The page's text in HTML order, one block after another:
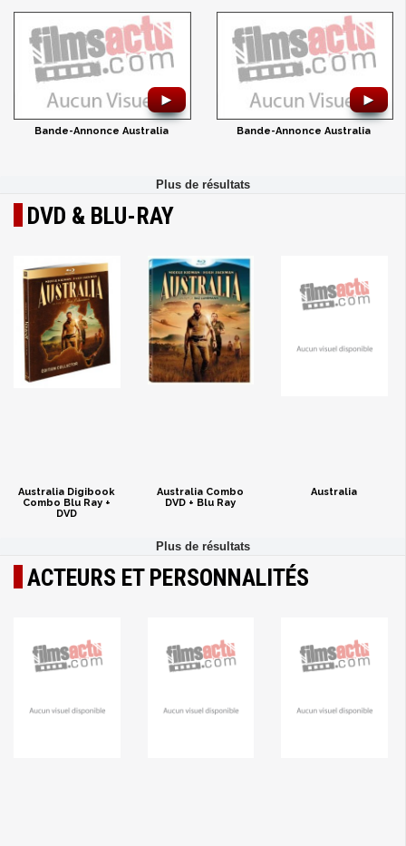
►
Bande-Annonce Australia
►
Bande-Annonce Australia
DVD & BLU-RAY
Australia Digibook
Combo Blu Ray +
DVD
Australia Combo
DVD + Blu Ray
Australia
ACTEURS ET PERSONNALITÉS